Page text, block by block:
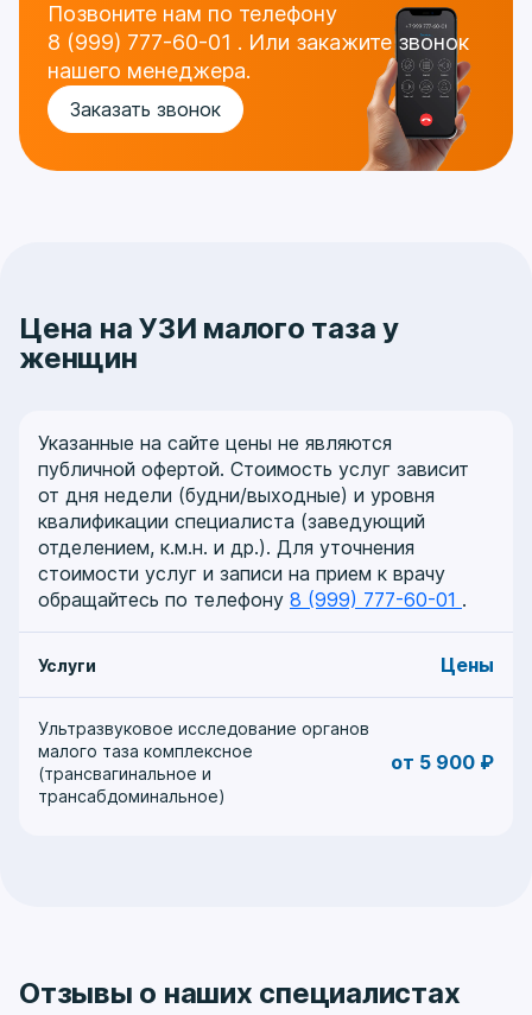
Заказать звонок
Позвоните нам по телефону
8 (999) 777-60-01 . Или закажите звонок
нашего менеджера.
Цена на УЗИ малого таза у
женщин
Указанные на сайте цены не являются
публичной офертой. Стоимость услуг зависит
от дня недели (будни/выходные) и уровня
квалификации специалиста (заведующий
отделением, к.м.н. и др.). Для уточнения
стоимости услуг и записи на прием к врачу
обращайтесь по телефону 8 (999) 777-60-01 .
Услуги Цены
Ультразвуковое исследование органов
малого таза комплексное
(трансвагинальное и
трансабдоминальное)
от 5 900 ₽
Отзывы о наших специалистах